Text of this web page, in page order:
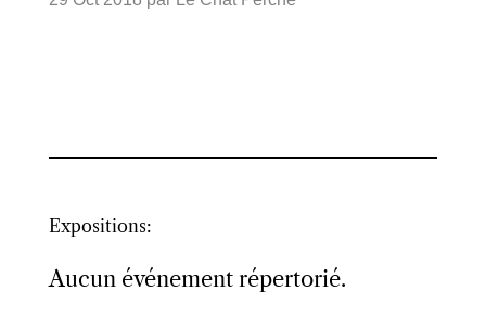
Expositions:
Aucun événement répertorié.